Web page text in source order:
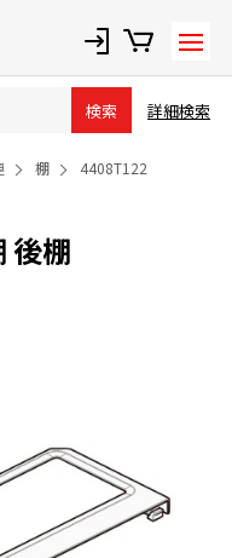
検索 詳細検索
棚 4408T122
後棚